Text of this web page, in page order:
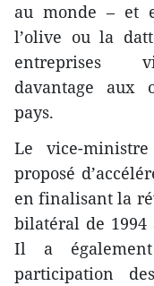
au monde – et
l’olive ou la
entreprises
davantage aux
pays.
Le vice-
proposé
en finalisant la
bilatéral de
Il a
participation